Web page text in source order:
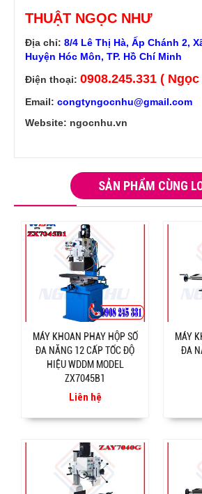
THUẬT NGỌC NHƯ
Địa chỉ: 8/4 Lê Thị Hà, Ấp Chánh 2,
Huyện Hóc Môn, TP. Hồ Chí Minh
Điện thoại: 0908.245.331 (
Email: congtyngocnhu@gmail.com
Website: ngocnhu.vn
SẢN PHẨM CÙNG
MÁY KHOAN PHAY HỘP SỐ
ĐA NĂNG 12 CẤP TỐC ĐỘ
HIỆU WDDM MODEL
ZX7045B1
Liên hệ
MÁY
ĐA